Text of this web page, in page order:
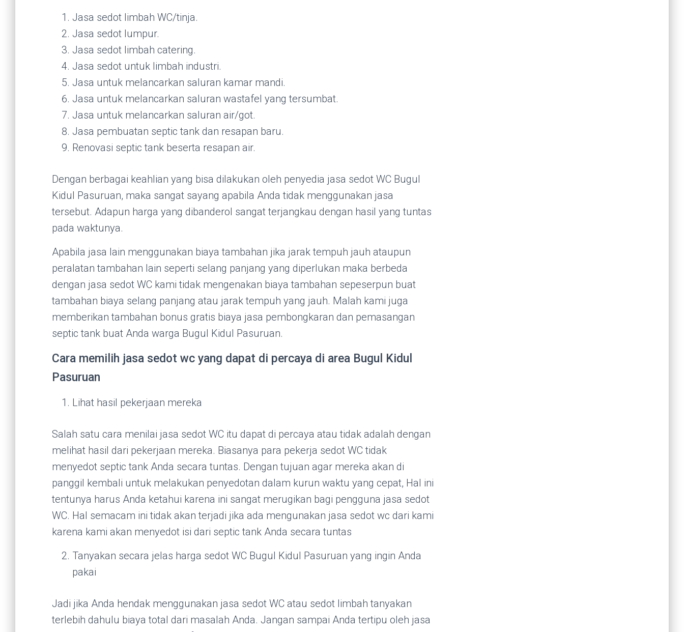
Jasa sedot limbah WC/tinja.
Jasa sedot lumpur.
Jasa sedot limbah catering.
Jasa sedot untuk limbah industri.
Jasa untuk melancarkan saluran kamar mandi.
Jasa untuk melancarkan saluran wastafel yang tersumbat.
Jasa untuk melancarkan saluran air/got.
Jasa pembuatan septic tank dan resapan baru.
Renovasi septic tank beserta resapan air.
Dengan berbagai keahlian yang bisa dilakukan oleh penyedia jasa sedot WC Bugul
Kidul Pasuruan, maka sangat sayang apabila Anda tidak menggunakan jasa
tersebut. Adapun harga yang dibanderol sangat terjangkau dengan hasil yang tuntas
pada waktunya.
Apabila jasa lain menggunakan biaya tambahan jika jarak tempuh jauh ataupun
peralatan tambahan lain seperti selang panjang yang diperlukan maka berbeda
dengan jasa sedot WC kami tidak mengenakan biaya tambahan sepeserpun buat
tambahan biaya selang panjang atau jarak tempuh yang jauh. Malah kami juga
memberikan tambahan bonus gratis biaya jasa pembongkaran dan pemasangan
septic tank buat Anda warga Bugul Kidul Pasuruan.
Cara memilih jasa sedot wc yang dapat di percaya di area Bugul Kidul
Pasuruan
Lihat hasil pekerjaan mereka
Salah satu cara menilai jasa sedot WC itu dapat di percaya atau tidak adalah dengan
melihat hasil dari pekerjaan mereka. Biasanya para pekerja sedot WC tidak
menyedot septic tank Anda secara tuntas. Dengan tujuan agar mereka akan di
panggil kembali untuk melakukan penyedotan dalam kurun waktu yang cepat, Hal ini
tentunya harus Anda ketahui karena ini sangat merugikan bagi pengguna jasa sedot
WC. Hal semacam ini tidak akan terjadi jika ada mengunakan jasa sedot wc dari kami
karena kami akan menyedot isi dari septic tank Anda secara tuntas
Tanyakan secara jelas harga sedot WC Bugul Kidul Pasuruan yang ingin Anda
pakai
Jadi jika Anda hendak menggunakan jasa sedot WC atau sedot limbah tanyakan
terlebih dahulu biaya total dari masalah Anda. Jangan sampai Anda tertipu oleh jasa